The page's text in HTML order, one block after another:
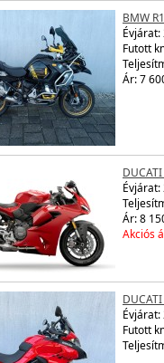
BMW
Évjárat:
Futott
Ár: 7
Évjárat:
Ár: 8
Akciós
Évjárat:
Futott